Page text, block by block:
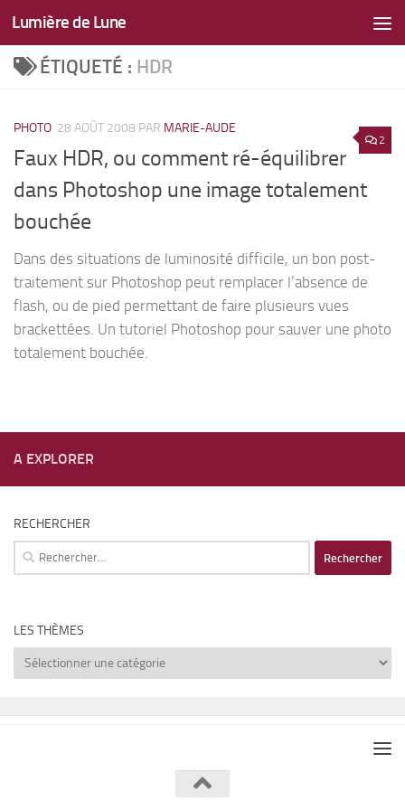
Skip to content
Lumière de Lune
ÉTIQUETÉ : HDR
2
PHOTO 28 AOÛT 2008 PAR MARIE-AUDE
Faux HDR, ou comment ré-équilibrer
dans Photoshop une image totalement
bouchée
Dans des situations de luminosité difficile, un bon post-
traitement sur Photoshop peut remplacer l’absence de
flash, ou de pied permettant de faire plusieurs vues
brackettées. Un tutoriel Photoshop pour sauver une photo
totalement bouchée.
A EXPLORER
RECHERCHER
Rechercher :
LES THÈMES
Les
thèmes